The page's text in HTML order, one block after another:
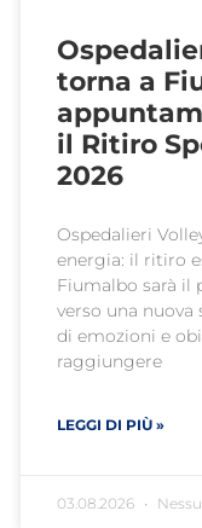
torna a
il Ritiro
2026
Ospedalieri
energia: il ritiro
Fiumalbo sarà il
verso una nuova
di emozioni e
raggiungere
LEGGI DI PIÙ »
03.08.2026